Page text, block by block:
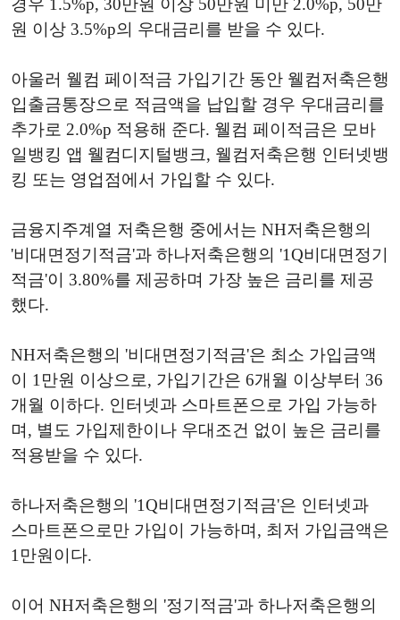
경우 1.5%p, 30만원 이상 50만원 미만 2.0%p, 50만
원 이상 3.5%p의 우대금리를 받을 수 있다.
아울러 웰컴 페이적금 가입기간 동안 웰컴저축은행
입출금통장으로 적금액을 납입할 경우 우대금리를
추가로 2.0%p 적용해 준다. 웰컴 페이적금은 모바
일뱅킹 앱 웰컴디지털뱅크, 웰컴저축은행 인터넷뱅
킹 또는 영업점에서 가입할 수 있다.
금융지주계열 저축은행 중에서는 NH저축은행의
'비대면정기적금'과 하나저축은행의 '1Q비대면정기
적금'이 3.80%를 제공하며 가장 높은 금리를 제공
했다.
NH저축은행의 '비대면정기적금'은 최소 가입금액
이 1만원 이상으로, 가입기간은 6개월 이상부터 36
개월 이하다. 인터넷과 스마트폰으로 가입 가능하
며, 별도 가입제한이나 우대조건 없이 높은 금리를
적용받을 수 있다.
하나저축은행의 '1Q비대면정기적금'은 인터넷과
스마트폰으로만 가입이 가능하며, 최저 가입금액은
1만원이다.
이어 NH저축은행의 '정기적금'과 하나저축은행의